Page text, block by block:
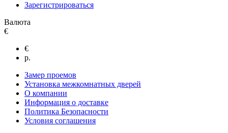
Зарегистрироваться
Валюта
€
€
р.
Замер проемов
Установка межкомнатных дверей
О компании
Информация о доставке
Политика Безопасности
Условия соглашения